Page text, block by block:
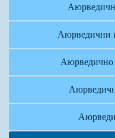
Аюрведични
Аюрведично